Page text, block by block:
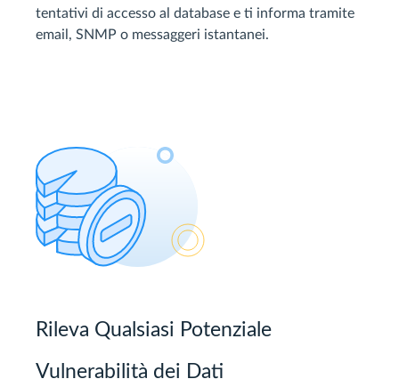
tentativi di accesso al database e ti informa tramite
email, SNMP o messaggeri istantanei.
Rileva Qualsiasi Potenziale
Vulnerabilità dei Dati